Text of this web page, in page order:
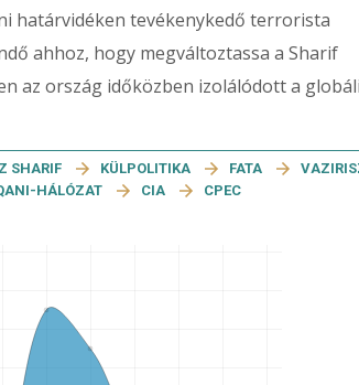
határvidéken tevékenykedő terrorista
ahhoz, hogy megváltoztassa a Sharif
az ország időközben izolálódott a
SHARIF KÜLPOLITIKA FATA
HÁLÓZAT CIA CPEC